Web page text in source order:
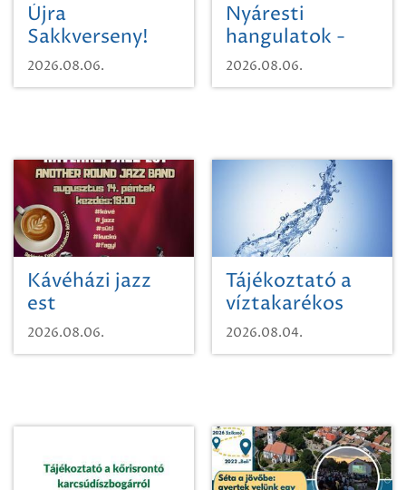
Újra
Sakkverseny!
2026.08.06.
Nyáresti
hangulatok -
Mágnás Miska
2026.08.06.
Kávéházi jazz
est
2026.08.06.
Tájékoztató a
víztakarékos
vízhasználatról
2026.08.04.